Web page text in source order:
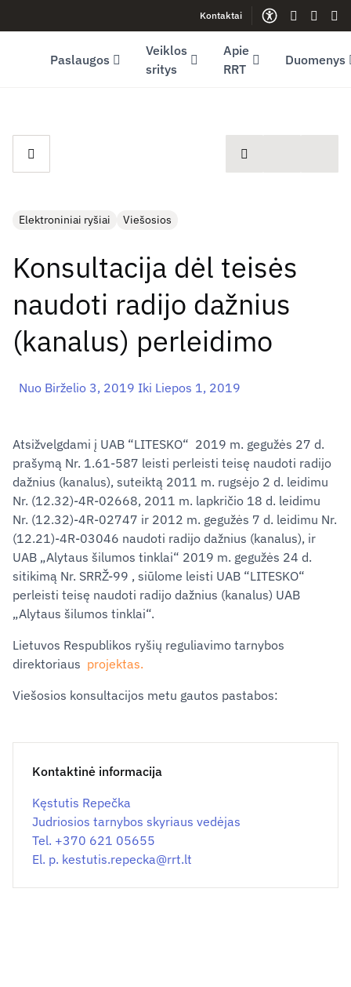
Youtube (opens in new window)Kontaktai
Gestų
Paslaugos
Veiklos
sritys
Apie
RRT
Duomenys
spausdinti
Elektroniniai ryšiai Viešosios
Konsultacija dėl teisės
naudoti radijo dažnius
(kanalus) perleidimo
Nuo Birželio 3, 2019 Iki Liepos 1, 2019
Atsižvelgdami į UAB “LITESKO“ 2019 m. gegužės 27 d.
prašymą Nr. 1.61-587 leisti perleisti teisę naudoti radijo
dažnius (kanalus), suteiktą 2011 m. rugsėjo 2 d. leidimu
Nr. (12.32)-4R-02668, 2011 m. lapkričio 18 d. leidimu
Nr. (12.32)-4R-02747 ir 2012 m. gegužės 7 d. leidimu Nr.
(12.21)-4R-03046 naudoti radijo dažnius (kanalus), ir
UAB „Alytaus šilumos tinklai“ 2019 m. gegužės 24 d.
sitikimą Nr. SRRŽ-99 , siūlome leisti UAB “LITESKO“
perleisti teisę naudoti radijo dažnius (kanalus) UAB
„Alytaus šilumos tinklai“.
Lietuvos Respublikos ryšių reguliavimo tarnybos
direktoriaus projektas.
Viešosios konsultacijos metu gautos pastabos:
Kontaktinė informacija
Kęstutis Repečka
Judriosios tarnybos skyriaus vedėjas
Tel. +370 621 05655
El. p. kestutis.repecka@rrt.lt